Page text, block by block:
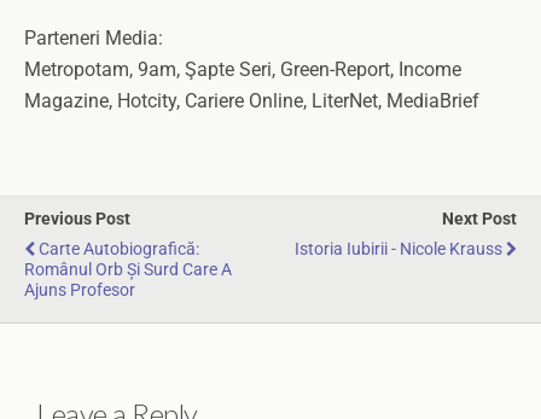
Parteneri Media:
Metropotam, 9am, Şapte Seri, Green-Report, Income
Magazine, Hotcity, Cariere Online, LiterNet, MediaBrief
Previous Post
Carte Autobiografică:
Românul Orb Și Surd Care A
Ajuns Profesor
Next Post
Istoria Iubirii - Nicole Krauss